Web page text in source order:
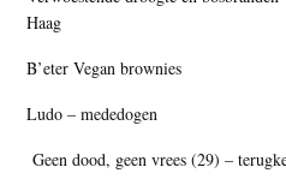
Haag
B’eter Vegan brownies
Ludo – mededogen
Geen dood, geen vrees (29) –